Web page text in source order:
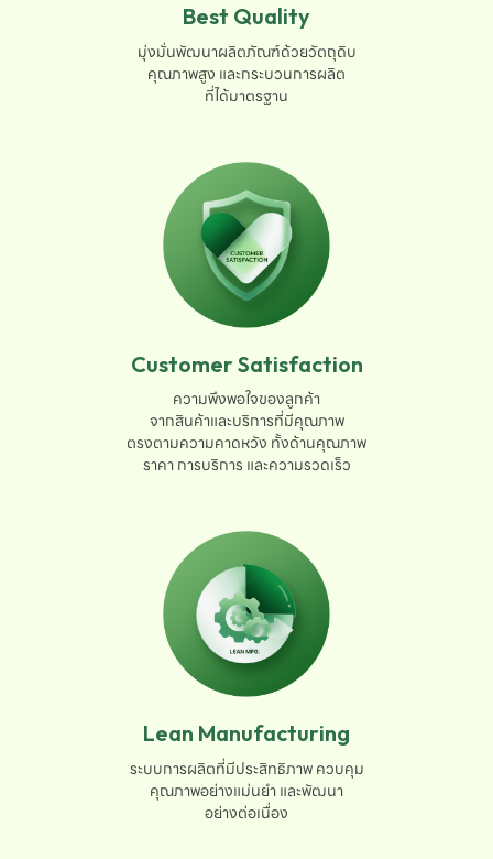
Best Quality
มุ่งมั่นพัฒนาผลิตภัณฑ์ด้วยวัตถุดิบ
คุณภาพสูง และกระบวนการผลิต
ที่ได้มาตรฐาน
Customer Satisfaction
ความพึงพอใจของลูกค้า
จากสินค้าและบริการที่มีคุณภาพ
ตรงตามความคาดหวัง ทั้งด้านคุณภาพ
ราคา การบริการ และความรวดเร็ว
Lean Manufacturing
ระบบการผลิตที่มีประสิทธิภาพ ควบคุม
คุณภาพอย่างแม่นยำ และพัฒนา
อย่างต่อเนื่อง